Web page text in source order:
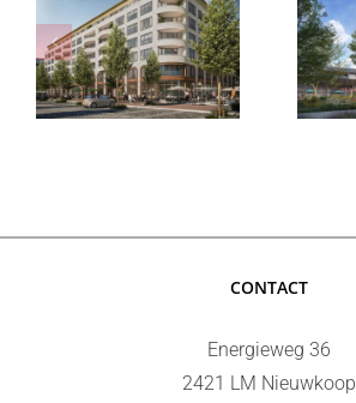
Hotel de
Veste te
Schiedam
CONTACT
Energieweg 36
2421 LM Nieuwkoop